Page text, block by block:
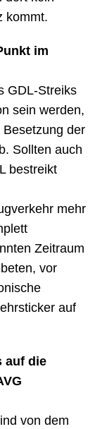
kommt.
im
GDL-Streiks
sein werden,
der
Sollten auch
bestreikt
mehr
Zeitraum
vor
auf
auf die
von dem